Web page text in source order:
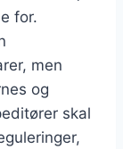
for.
men
og
skal